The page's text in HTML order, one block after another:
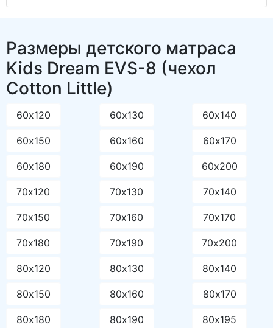
Размеры детского матраса
Kids Dream EVS-8 (чехол
Cotton Little)
60х120 60х130 60х140
60х150 60х160 60х170
60х180 60х190 60х200
70х120 70х130 70х140
70х150 70х160 70х170
70х180 70х190 70х200
80х120 80х130 80х140
80х150 80х160 80х170
80х180 80х190 80х195